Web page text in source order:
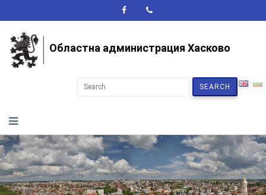
Областна администрация Хасково
SEARCH